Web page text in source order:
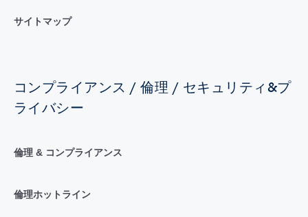
サイトマップ
コンプライアンス / 倫理 / セキュリティ&プ
ライバシー
倫理 & コンプライアンス
倫理ホットライン